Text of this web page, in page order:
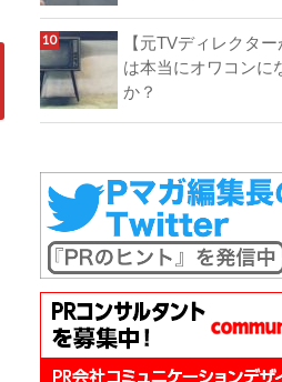
【元TVディレクタ
は本当にオワコンに
か？